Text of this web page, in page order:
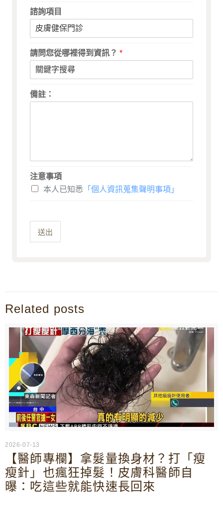
諮詢項目
請問您從哪裡得到資訊？*
備註：
注意事項
本人已知悉 「個人資訊蒐集聲明事項」
送出
Related posts
2026-07-13
【醫師專欄】拿髮量換身材？打「瘦
瘦針」也瘋狂掉髮！皮膚科醫師自
曝：吃這些就能快速長回來